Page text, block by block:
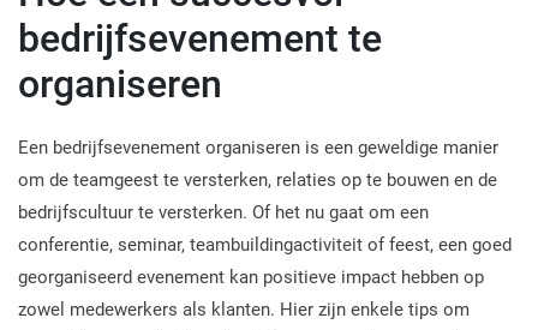
bedrijfsevenement te
organiseren
Een bedrijfsevenement organiseren is een geweldige manier
om de teamgeest te versterken, relaties op te bouwen en de
bedrijfscultuur te versterken. Of het nu gaat om een
conferentie, seminar, teambuildingactiviteit of feest, een goed
georganiseerd evenement kan positieve impact hebben op
zowel medewerkers als klanten. Hier zijn enkele tips om